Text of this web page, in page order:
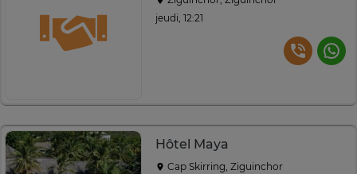
jeudi, 12:21
Hôtel Maya
Cap Skirring, Ziguinchor